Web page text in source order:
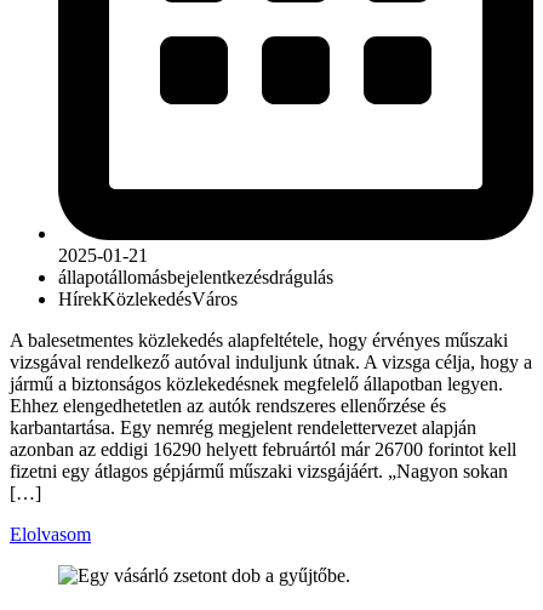
2025-01-21
állapotállomásbejelentkezésdrágulás
HírekKözlekedésVáros
A balesetmentes közlekedés alapfeltétele, hogy érvényes műszaki
vizsgával rendelkező autóval induljunk útnak. A vizsga célja, hogy a
jármű a biztonságos közlekedésnek megfelelő állapotban legyen.
Ehhez elengedhetetlen az autók rendszeres ellenőrzése és
karbantartása. Egy nemrég megjelent rendelettervezet alapján
azonban az eddigi 16290 helyett februártól már 26700 forintot kell
fizetni egy átlagos gépjármű műszaki vizsgájáért. „Nagyon sokan
[…]
Elolvasom